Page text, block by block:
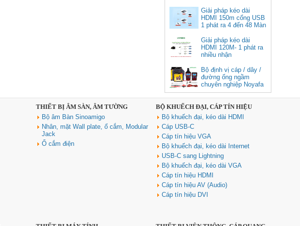
cao cấp
Giá: 350,000 VNĐ
Cáp âm thanh 2x1.5 chống
nhiễu chống cháy ALANTEK
301-FRS015-E01P-3SG5 cao cấp
Giá: Liên hệ
Giải pháp kéo dài
HDMI 150m cổng USB
1 phát ra 4 đến 48 Màn
Giải pháp kéo dài
HDMI 120M- 1 phát ra
nhiều nhận
Bộ định vị cáp / dây /
đường ống ngầm
chuyên nghiệp Noyafa
NF-826
THIẾT BỊ ÂM SÀN, ÂM TƯỜNG
Bộ âm Bàn Sinoamigo
Nhân, mặt Wall plate, ổ cắm, Modular
Jack
Ổ cắm điện
BỘ KHUẾCH ĐẠI, CÁP TÍN HIỆU
Bộ khuếch đại, kéo dài HDMI
Cáp USB-C
Cáp tín hiệu VGA
Bộ khuếch đại, kéo dài Internet
USB-C sang Lightning
Bộ khuếch đại, kéo dài VGA
Cáp tín hiệu HDMI
Cáp tín hiệu AV (Audio)
Cáp tín hiệu DVI